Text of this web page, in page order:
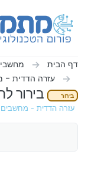
דף הבית
עזרה הדדית -
בירור בירור
עזרה הדדית - מחשבים